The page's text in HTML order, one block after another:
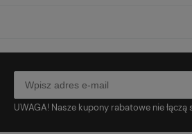
UWAGA! Nasze kupony rabatowe nie